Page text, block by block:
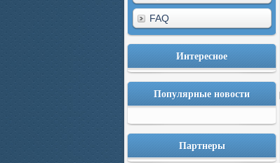
FAQ
Интересное
Популярные новости
Партнеры